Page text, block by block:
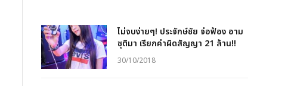
ไม่จบง่ายๆ! ประจักษ์ชัย จ่อฟ้อง อาม
ชุติมา เรียกค่าผิดสัญญา 21 ล้าน!!
30/10/2018